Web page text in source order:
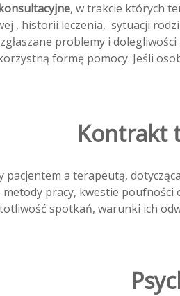
, w trakcie których
, historii leczenia, sytuacji
problemy i
formę pomocy. Jeśli
Kontrakt
a terapeutą,
pracy, kwestie
spotkań, warunki ich